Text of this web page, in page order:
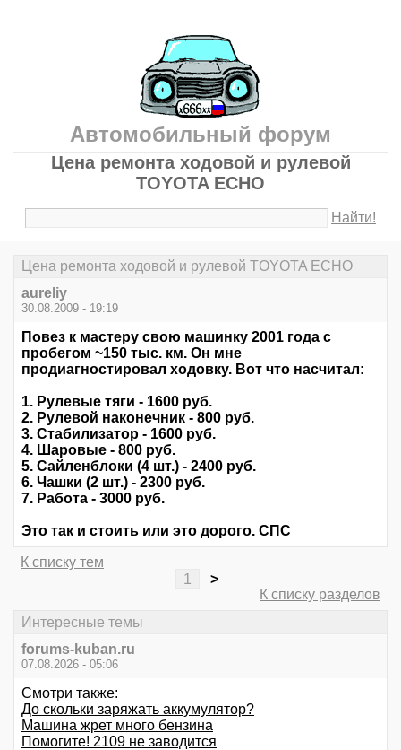
Автомобильный форум
Цена ремонта ходовой и рулевой
TOYOTA ECHO
Найти!
Цена ремонта ходовой и рулевой TOYOTA ECHO
aureliy
30.08.2009 - 19:19
Повез к мастеру свою машинку 2001 года с
пробегом ~150 тыс. км. Он мне
продиагностировал ходовку. Вот что насчитал:
1. Рулевые тяги - 1600 руб.
2. Рулевой наконечник - 800 руб.
3. Стабилизатор - 1600 руб.
4. Шаровые - 800 руб.
5. Сайленблоки (4 шт.) - 2400 руб.
6. Чашки (2 шт.) - 2300 руб.
7. Работа - 3000 руб.
Это так и стоить или это дорого. СПС
К списку тем
1
>
К списку разделов
Интересные темы
forums-kuban.ru
07.08.2026 - 05:06
Смотри также:
До скольки заряжать аккумулятор?
Машина жрет много бензина
Помогите! 2109 не заводится